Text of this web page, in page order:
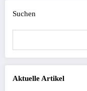
Suchen
Aktuelle Artikel